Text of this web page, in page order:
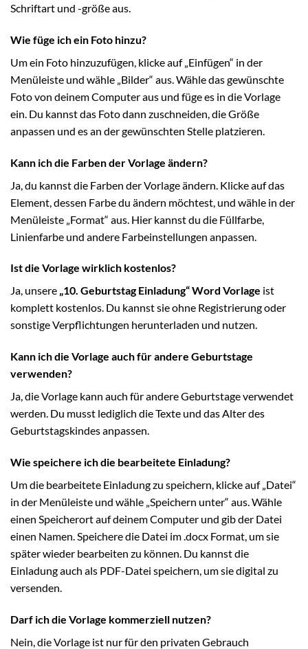
Schriftart und -größe aus.
Wie füge ich ein Foto hinzu?
Um ein Foto hinzuzufügen, klicke auf „Einfügen“ in der
Menüleiste und wähle „Bilder“ aus. Wähle das gewünschte
Foto von deinem Computer aus und füge es in die Vorlage
ein. Du kannst das Foto dann zuschneiden, die Größe
anpassen und es an der gewünschten Stelle platzieren.
Kann ich die Farben der Vorlage ändern?
Ja, du kannst die Farben der Vorlage ändern. Klicke auf das
Element, dessen Farbe du ändern möchtest, und wähle in der
Menüleiste „Format“ aus. Hier kannst du die Füllfarbe,
Linienfarbe und andere Farbeinstellungen anpassen.
Ist die Vorlage wirklich kostenlos?
Ja, unsere „10. Geburtstag Einladung“ Word Vorlage ist
komplett kostenlos. Du kannst sie ohne Registrierung oder
sonstige Verpflichtungen herunterladen und nutzen.
Kann ich die Vorlage auch für andere Geburtstage
verwenden?
Ja, die Vorlage kann auch für andere Geburtstage verwendet
werden. Du musst lediglich die Texte und das Alter des
Geburtstagskindes anpassen.
Wie speichere ich die bearbeitete Einladung?
Um die bearbeitete Einladung zu speichern, klicke auf „Datei“
in der Menüleiste und wähle „Speichern unter“ aus. Wähle
einen Speicherort auf deinem Computer und gib der Datei
einen Namen. Speichere die Datei im .docx Format, um sie
später wieder bearbeiten zu können. Du kannst die
Einladung auch als PDF-Datei speichern, um sie digital zu
versenden.
Darf ich die Vorlage kommerziell nutzen?
Nein, die Vorlage ist nur für den privaten Gebrauch